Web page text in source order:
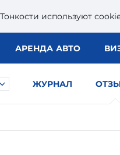
Тонкости используют
АРЕНДА АВТО
ЖУРНАЛ